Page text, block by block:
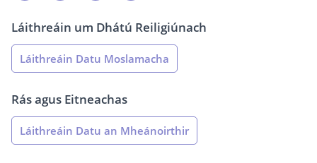
Láithreáin um Dhátú Reiligiúnach
Láithreáin Datu Moslamacha
Rás agus Eitneachas
Láithreáin Datu an Mheánoirthir